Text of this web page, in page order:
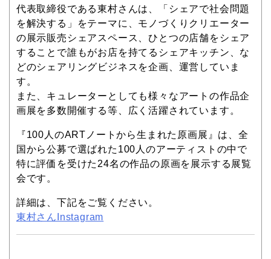
代表取締役である東村さんは、「シェアで社会問題
を解決する」をテーマに、モノづくりクリエーター
の展示販売シェアスペース、ひとつの店舗をシェア
することで誰もがお店を持てるシェアキッチン、な
どのシェアリングビジネスを企画、運営していま
す。
また、キュレーターとしても様々なアートの作品企
画展を多数開催する等、広く活躍されています。
『100人のARTノートから生まれた原画展』は、全
国から公募で選ばれた100人のアーティストの中で
特に評価を受けた24名の作品の原画を展示する展覧
会です。
詳細は、下記をご覧ください。
東村さんInstagram